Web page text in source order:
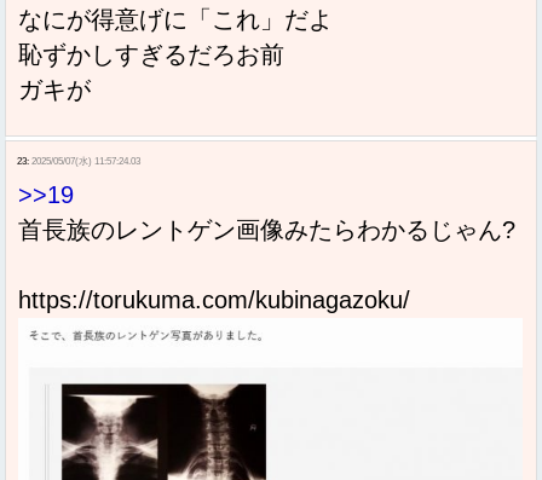
なにが得意げに「これ」だよ
恥ずかしすぎるだろお前
ガキが
23: 2025/05/07(水) 11:57:24.03
>>19
首長族のレントゲン画像みたらわかるじゃん?
https://torukuma.com/kubinagazoku/